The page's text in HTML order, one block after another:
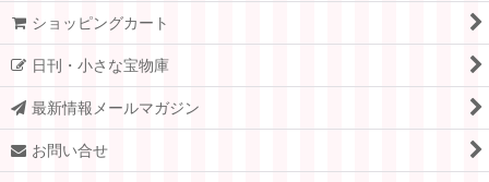
フランス
スイス
ドイツ.ベルリン
チェコ
ショッピングカート
日刊・小さな宝物庫
最新情報メールマガジン
お問い合せ